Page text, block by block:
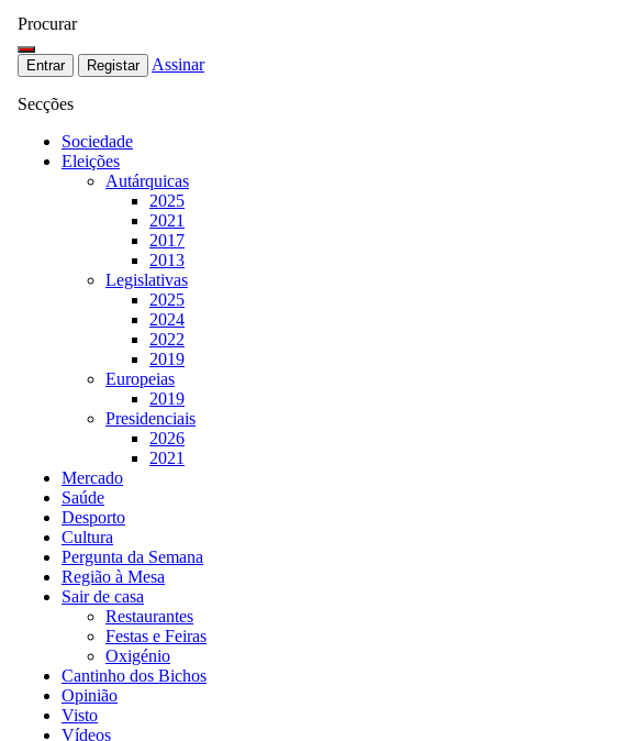
Procurar
Entrar Registar Assinar
Secções
Sociedade
Eleições
Autárquicas
2025
2021
2017
2013
Legislativas
2025
2024
2022
2019
Europeias
2019
Presidenciais
2026
2021
Mercado
Saúde
Desporto
Cultura
Pergunta da Semana
Região à Mesa
Sair de casa
Restaurantes
Festas e Feiras
Oxigénio
Cantinho dos Bichos
Opinião
Visto
Vídeos